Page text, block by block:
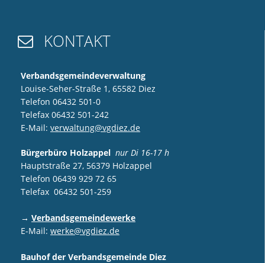
 KONTAKT
Verbandsgemeindeverwaltung
Louise-Seher-Straße 1, 65582 Diez
Telefon 06432 501-0
Telefax 06432 501-242
E-Mail: verwaltung@vgdiez.de
Bürgerbüro Holzappel nur Di 16-17 h
Hauptstraße 27, 56379 Holzappel
Telefon 06439 929 72 65
Telefax 06432 501-259
→ Verbandsgemeindewerke
E-Mail: werke@vgdiez.de
Bauhof der Verbandsgemeinde Diez